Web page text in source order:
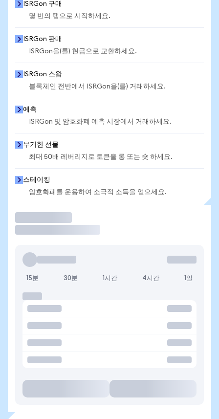
ISRGon 구매
몇 번의 탭으로 시작하세요.
ISRGon 판매
ISRGon을(를) 현금으로 교환하세요.
ISRGon 스왑
블록체인 전반에서 ISRGon을(를) 거래하세요.
예측
ISRGon 및 암호화폐 예측 시장에서 거래하세요.
무기한 선물
최대 50배 레버리지로 토큰을 롱 또는 숏 하세요.
스테이킹
암호화폐를 운용하여 소극적 소득을 얻으세요.
15분 30분 1시간 4시간 1일